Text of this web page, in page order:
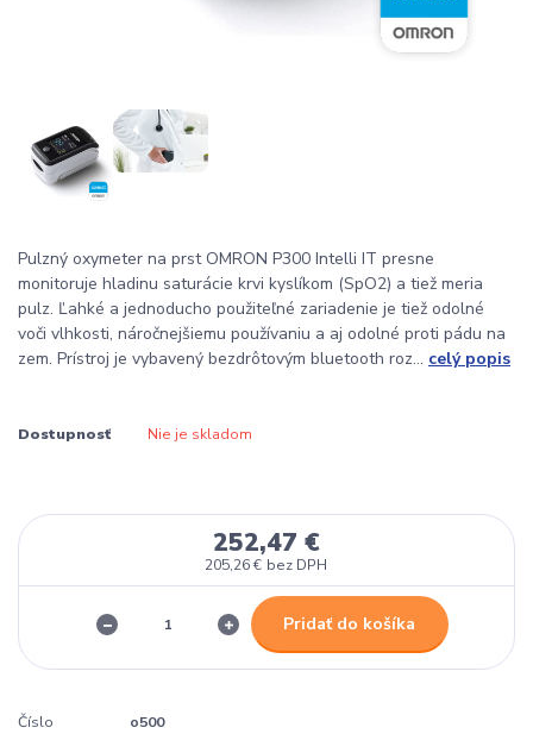
Pulzný oxymeter na prst OMRON P300 Intelli IT presne
monitoruje hladinu saturácie krvi kyslíkom (SpO2) a tiež meria
pulz. Ľahké a jednoducho použiteľné zariadenie je tiež odolné
voči vlhkosti, náročnejšiemu používaniu a aj odolné proti pádu na
zem. Prístroj je vybavený bezdrôtovým bluetooth roz... celý popis
Dostupnosť Nie je skladom
252,47 €
205,26 € bez DPH
Pridať do košíka
Číslo
o500